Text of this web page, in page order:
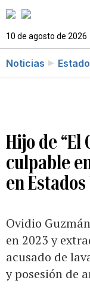
10 de agosto de 2026
Noticias
Hijo de “El
culpable
en
Ovidio
en 2023 y
acusado de
y posesión de